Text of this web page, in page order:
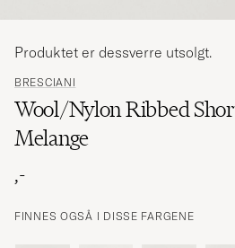
BRESCIANI
Wool/Nylon Ribbed
Melange
,-
FINNES OGSÅ I DISSE FARGENE
Produktet er dessverre utsolgt.